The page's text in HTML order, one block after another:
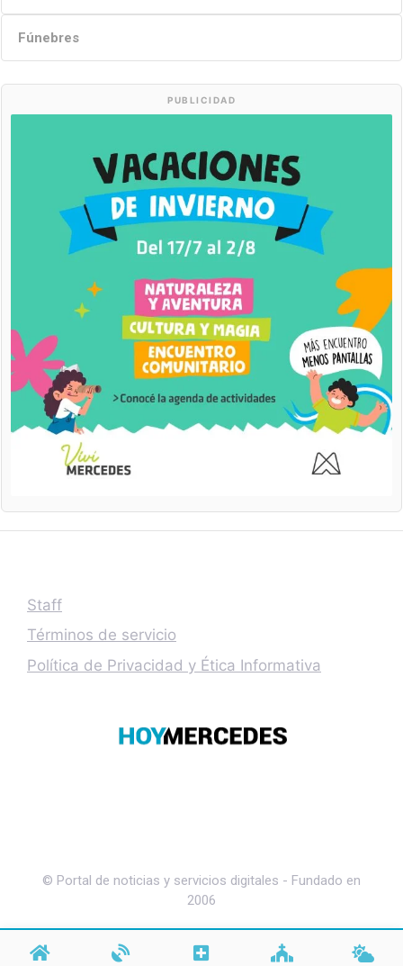
Fúnebres
PUBLICIDAD
Staff
Términos de servicio
Política de Privacidad y Ética Informativa
© Portal de noticias y servicios digitales - Fundado en
2006